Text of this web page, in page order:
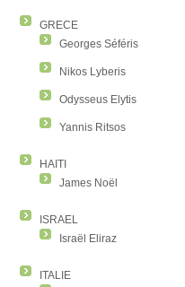
GRECE
Georges Séféris
Nikos Lyberis
Odysseus Elytis
Yannis Ritsos
HAITI
James Noël
ISRAEL
Israël Eliraz
ITALIE